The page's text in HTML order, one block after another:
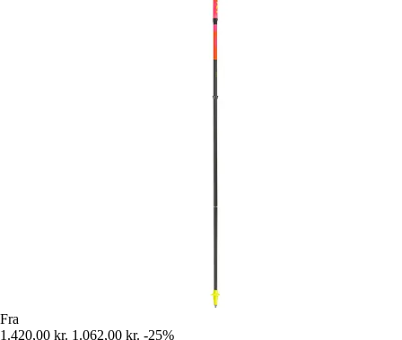
Fra
1.420,00 kr. 1.062,00 kr. -25%